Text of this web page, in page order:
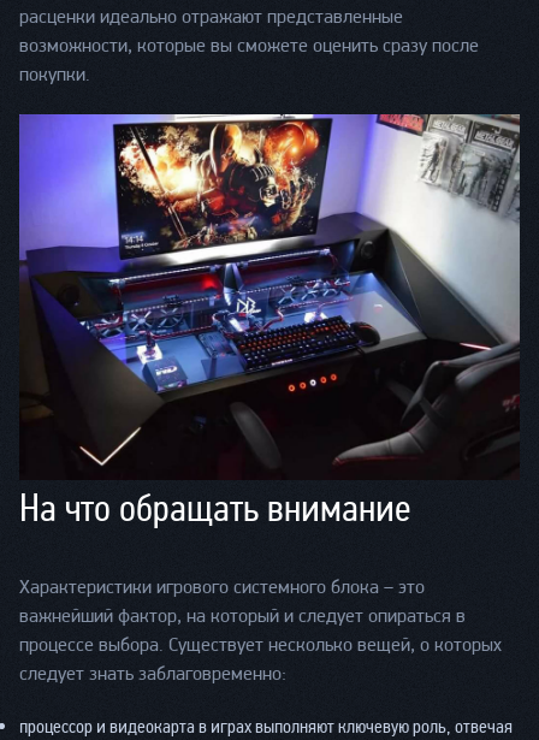
расценки идеально отражают представленные
возможности, которые вы сможете оценить сразу после
покупки.
На что обращать внимание
Характеристики игрового системного блока – это
важнейший фактор, на который и следует опираться в
процессе выбора. Существует несколько вещей, о которых
следует знать заблаговременно:
процессор и видеокарта в играх выполняют ключевую роль, отвечая